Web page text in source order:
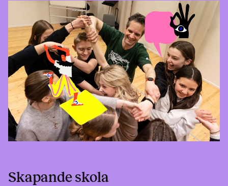
Skapande skola